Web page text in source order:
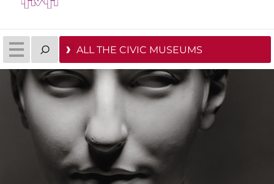
ALL THE CIVIC MUSEUMS